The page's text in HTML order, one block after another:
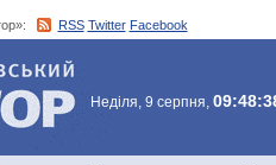
RSS Twitter Facebook
Неділя, 9 серпня,